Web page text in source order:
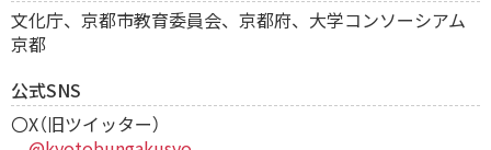
文化庁、京都市教育委員会、京都府、大学コンソーシアム
京都
公式SNS
〇X（旧ツイッター）